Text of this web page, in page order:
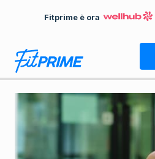
Fitprime è ora